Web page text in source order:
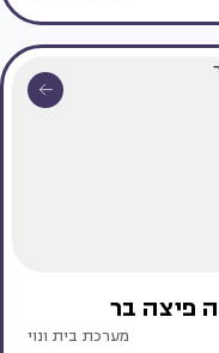
פיצה בר
מערכת בית ונוי